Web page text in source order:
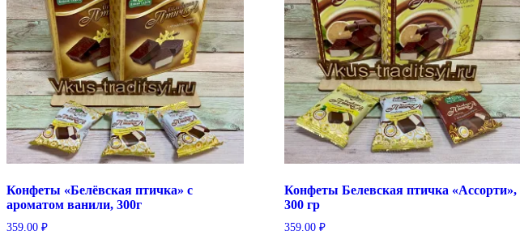
Конфеты «Белёвская птичка» с
ароматом ванили, 300г
359.00 ₽
Конфеты Белевская птичка «Ассорти»,
300 гр
359.00₽